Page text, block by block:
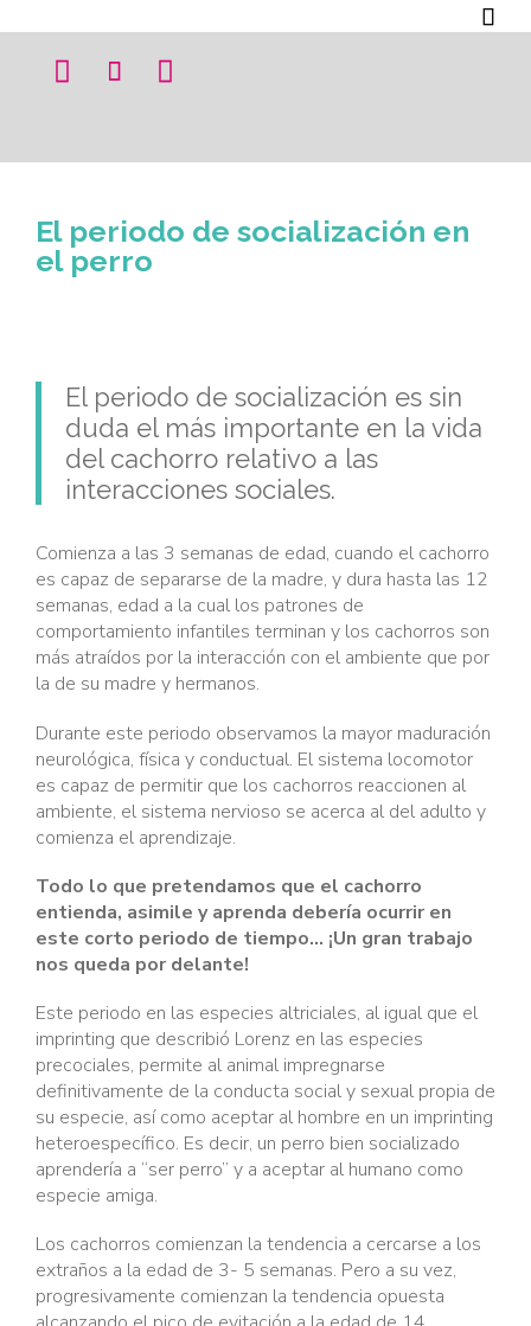

  
El periodo de socialización en
el perro
El periodo de socialización es sin
duda el más importante en la vida
del cachorro relativo a las
interacciones sociales.
Comienza a las 3 semanas de edad, cuando el cachorro
es capaz de separarse de la madre, y dura hasta las 12
semanas, edad a la cual los patrones de
comportamiento infantiles terminan y los cachorros son
más atraídos por la interacción con el ambiente que por
la de su madre y hermanos.
Durante este periodo observamos la mayor maduración
neurológica, física y conductual. El sistema locomotor
es capaz de permitir que los cachorros reaccionen al
ambiente, el sistema nervioso se acerca al del adulto y
comienza el aprendizaje.
Todo lo que pretendamos que el cachorro
entienda, asimile y aprenda debería ocurrir en
este corto periodo de tiempo… ¡Un gran trabajo
nos queda por delante!
Este periodo en las especies altriciales, al igual que el
imprinting que describió Lorenz en las especies
precociales, permite al animal impregnarse
definitivamente de la conducta social y sexual propia de
su especie, así como aceptar al hombre en un imprinting
heteroespecífico. Es decir, un perro bien socializado
aprendería a “ser perro” y a aceptar al humano como
especie amiga.
Los cachorros comienzan la tendencia a cercarse a los
extraños a la edad de 3- 5 semanas. Pero a su vez,
progresivamente comienzan la tendencia opuesta